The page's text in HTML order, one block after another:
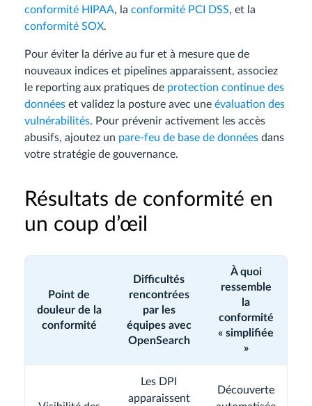
conformité HIPAA, la conformité PCI DSS, et la
conformité SOX.
Pour éviter la dérive au fur et à mesure que de
nouveaux indices et pipelines apparaissent, associez
le reporting aux pratiques de protection continue des
données et validez la posture avec une évaluation des
vulnérabilités. Pour prévenir activement les accès
abusifs, ajoutez un pare-feu de base de données dans
votre stratégie de gouvernance.
Résultats de conformité en
un coup d’œil
Point de
douleur de la
conformité
Difficultés
rencontrées
par les
équipes avec
OpenSearch
À quoi
ressemble
la
conformité
« simplifiée
»
Les DPI
apparaissent
Découverte